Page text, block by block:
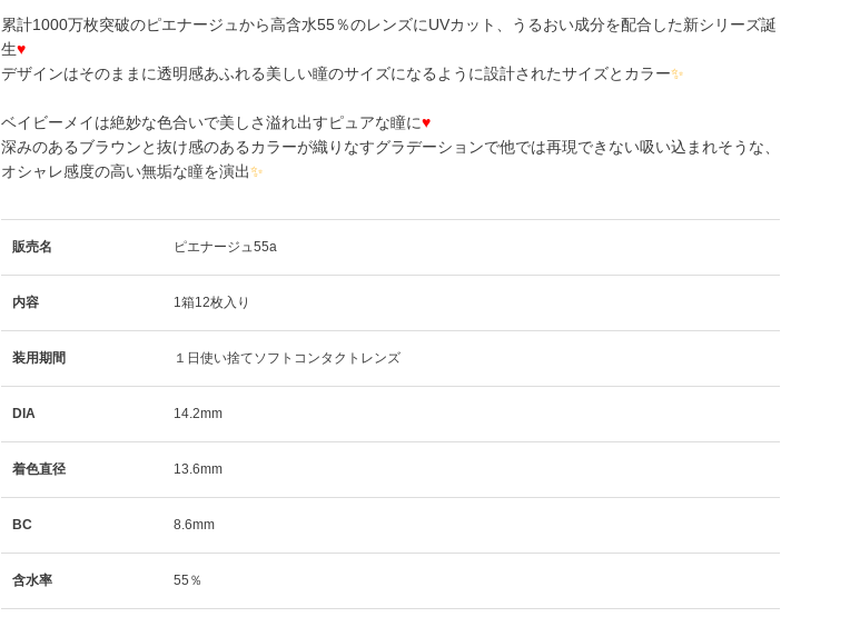
累計1000万枚突破のピエナージュから高含水55％のレンズにUVカット、うるおい成分を配合した新シリーズ誕
生♥
デザインはそのままに透明感あふれる美しい瞳のサイズになるように設計されたサイズとカラー✨
ベイビーメイは絶妙な色合いで美しさ溢れ出すピュアな瞳に♥
深みのあるブラウンと抜け感のあるカラーが織りなすグラデーションで他では再現できない吸い込まれそうな、
オシャレ感度の高い無垢な瞳を演出✨
販売名 ピエナージュ55a
内容 1箱12枚入り
装用期間 １日使い捨てソフトコンタクトレンズ
DIA 14.2mm
着色直径 13.6mm
BC 8.6mm
含水率 55％